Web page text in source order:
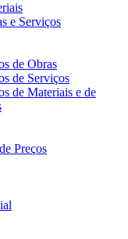
e Serviços
de Obras
de Serviços
de Materiais e de
Preços